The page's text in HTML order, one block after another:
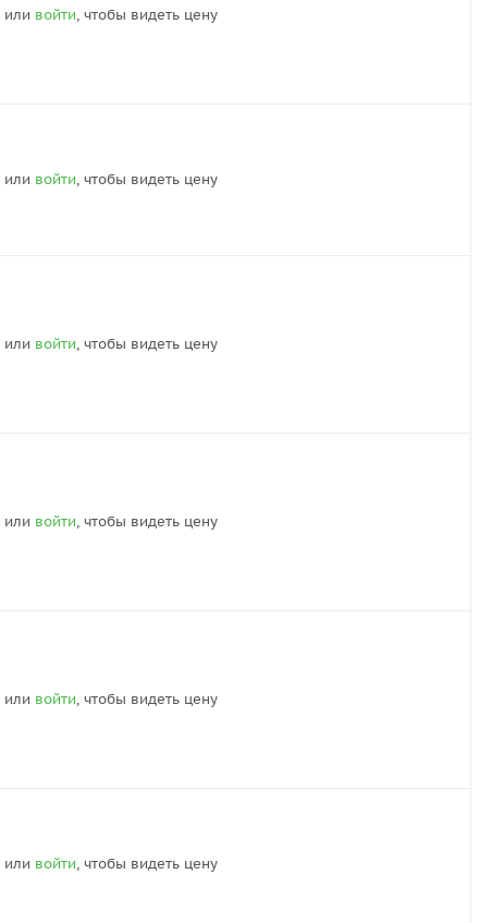
или войти, чтобы видеть цену
или войти, чтобы видеть цену
или войти, чтобы видеть цену
или войти, чтобы видеть цену
или войти, чтобы видеть цену
или войти, чтобы видеть цену